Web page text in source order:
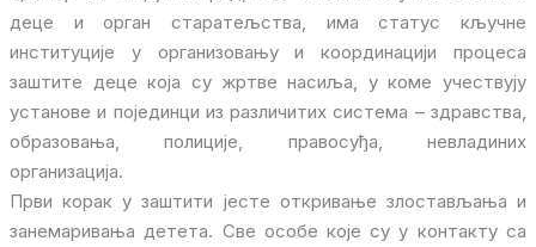
деце и орган старатељства, има статус кључне
институције у организовању и координацији процеса
заштите деце која су жртве насиља, у коме учествују
установе и појединци из различитих система – здравства,
образовања, полиције, правосуђа, невладиних
организација.
Први корак у заштити јесте откривање злостављања и
занемаривања детета. Све особе које су у контакту са